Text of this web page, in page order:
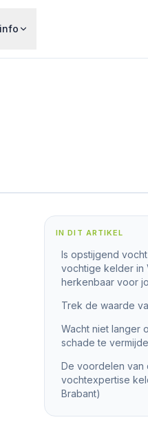
IN DIT ARTIKEL
Is opstijgend
vochtige kelder in
herkenbaar voor
Trek de waarde
Wacht niet langer
schade te
De voordelen van
vochtexpertise
Brabant)